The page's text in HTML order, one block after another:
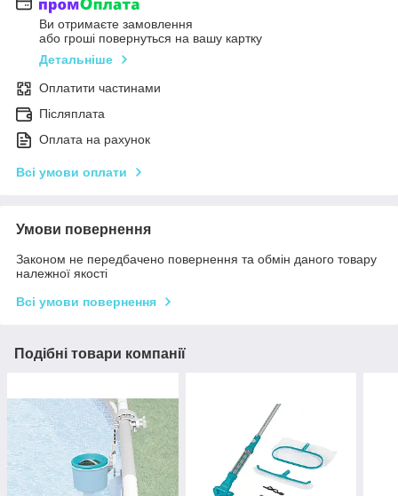
Ви отримаєте замовлення
або гроші повернуться на вашу картку
Детальніше
Оплатити частинами
Післяплата
Оплата на рахунок
Всі умови оплати
Умови повернення
Законом не передбачено повернення та обмін даного товару
належної якості
Всі умови повернення
Подібні товари компанії